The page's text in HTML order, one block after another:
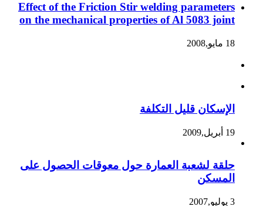
Effect of the Friction Stir welding parameters
on the mechanical properties of Al 5083 joint
18 مايو,2008
الإسكان قليل التكلفة
19 أبريل,2009
حلقة لشعبة العمارة حول معوقات الحصول على
المسكن
3 يوليو,2007